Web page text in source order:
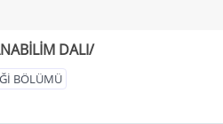
DALI/
BÖLÜMÜ